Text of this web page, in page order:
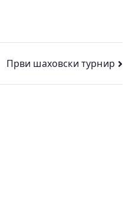
Први шаховски турнир